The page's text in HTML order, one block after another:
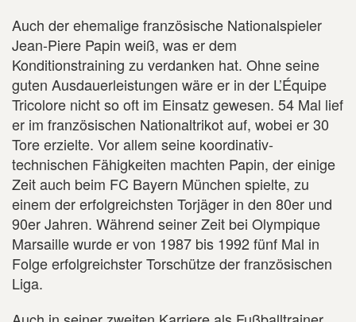
Auch der ehemalige französische Nationalspieler
Jean-Piere Papin weiß, was er dem
Konditionstraining zu verdanken hat. Ohne seine
guten Ausdauerleistungen wäre er in der L’Équipe
Tricolore nicht so oft im Einsatz gewesen. 54 Mal lief
er im französischen Nationaltrikot auf, wobei er 30
Tore erzielte. Vor allem seine koordinativ-
technischen Fähigkeiten machten Papin, der einige
Zeit auch beim FC Bayern München spielte, zu
einem der erfolgreichsten Torjäger in den 80er und
90er Jahren. Während seiner Zeit bei Olympique
Marsaille wurde er von 1987 bis 1992 fünf Mal in
Folge erfolgreichster Torschütze der französischen
Liga.